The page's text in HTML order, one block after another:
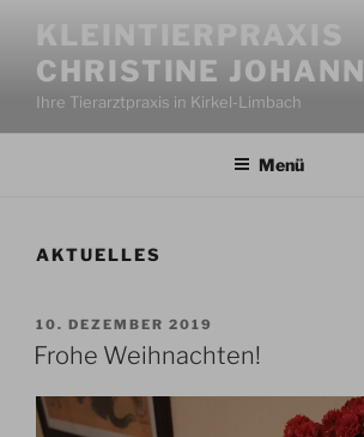
Inhalt
springen
KLEINTIERPRAXIS
CHRISTINE JOHANN
Ihre Tierarztpraxis in Kirkel-Limbach
Menü
AKTUELLES
VERÖFFENTLICHT
AM
10. DEZEMBER 2019
Frohe Weihnachten!